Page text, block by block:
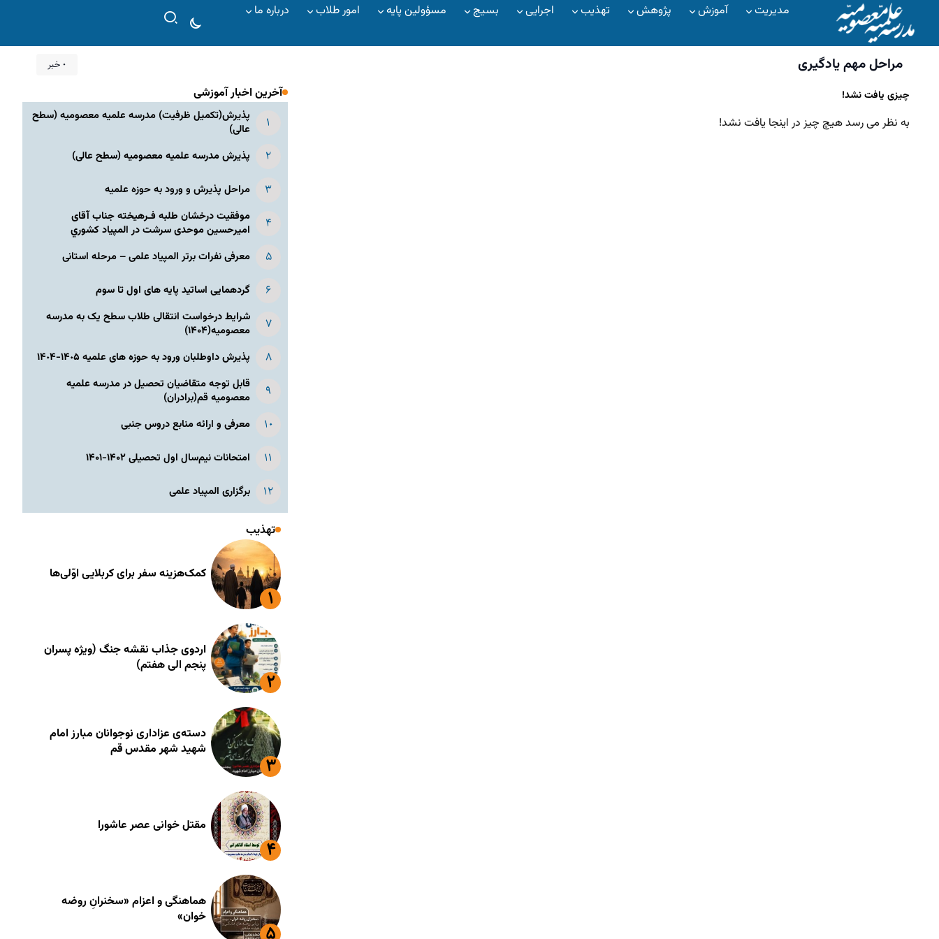
مدیریت آموزش پژوهش تهذیب اجرایی بسیج مسؤولین پایه امور طلاب درباره ما
مراحل مهم یادگیری ۰ خبر
چیزی یافت نشد!
به نظر می رسد هیچ چیز در اینجا یافت نشد!
آخرین اخبار آموزشی
پذیرش(تکمیل ظرفیت) مدرسه علمیه معصومیه‌ (سطح
عالی)
پذیرش مدرسه علمیه معصومیه‌ (سطح عالی)
مراحل پذیرش و ورود به حوزه علمیه
موفقیت درخشان طلبه فـرهیخته جناب آقای
امیرحسین موحدی سرشت در المپياد كشوري
معرفی نفرات برتر المپیاد علمی – مرحله استانی
گردهمایی اساتید پایه های اول تا سوم
شرایط درخواست انتقالی طلاب سطح یک به مدرسه
معصومیه(۱۴۰۴)
پذیرش داوطلبان ورود به حوزه های علمیه ١۴٠۵-١۴٠۴
قابل توجه متقاضیان تحصیل در مدرسه علمیه
معصومیه قم(برادران)
معرفی و ارائه منابع دروس جنبی
امتحانات نیم‌سال اول تحصیلی ۱۴۰۲-۱۴۰۱
برگزاری المپیاد علمی
تهذیب
کمک‌هزینه سفر برای کربلایی اوّلی‌ها
اردوی جذاب نقشه جنگ (ویژه پسران
پنجم الی هفتم)
دسته‌ی عزاداری نوجوانان مبارز امام
شهید شهر مقدس قم
مقتل خوانی عصر عاشورا
هماهنگی و اعزام «سخنرانِ روضه
خوان»